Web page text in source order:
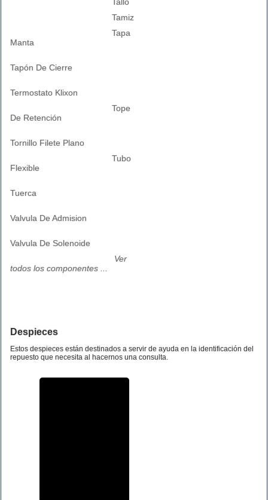
Tamiz
Tapa
Manta
Tapón De Cierre
Termostato Klixon
Tope
De Retención
Tornillo Filete Plano
Tubo
Flexible
Tuerca
Valvula De Admision
Valvula De Solenoide
Ver
todos los componentes ...
Despieces
Estos despieces están destinados a servir de ayuda en la identificación del
repuesto que necesita al hacernos una consulta.